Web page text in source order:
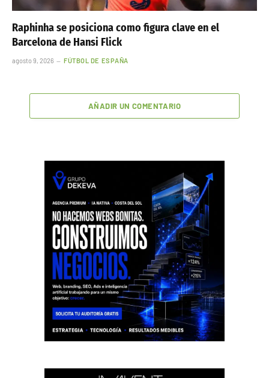
Raphinha se posiciona como figura clave en el
Barcelona de Hansi Flick
agosto 9, 2026 FÚTBOL DE ESPAÑA
AÑADIR UN COMENTARIO